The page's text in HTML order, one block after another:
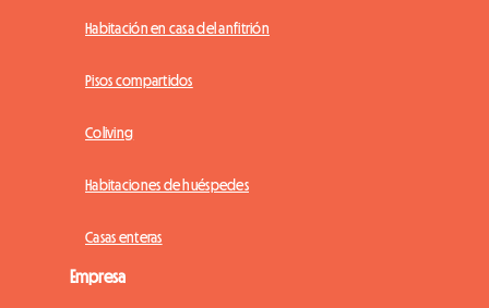
Habitación en casa del anfitrión
Pisos compartidos
Coliving
Habitaciones de huéspedes
Casas enteras
Empresa